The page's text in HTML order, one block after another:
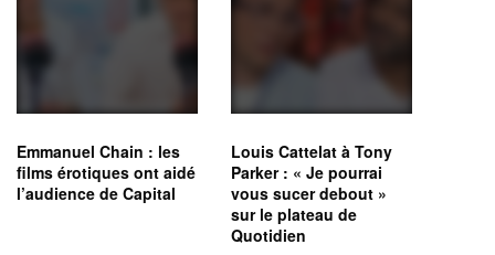
Emmanuel Chain : les
films érotiques ont aidé
l’audience de Capital
Louis Cattelat à Tony
Parker : « Je pourrai
vous sucer debout »
sur le plateau de
Quotidien